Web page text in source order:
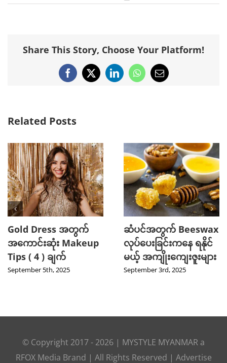
Share This Story, Choose Your Platform!
Facebook
X LinkedInWhatsApp
Email
Related Posts
Gold Dress အတွက်
အကောင်းဆုံး Makeup
Tips ( 4 ) ချက်
September 5th, 2025
ဆံပင်အတွက် Beeswax
လုပ်ပေးခြင်းကနေ ရနိုင်
မယ့် အကျိုးကျေးဇူးများ
September 3rd, 2025
© Copyright 2017 - 2026 | MYSTYLE MYANMAR a
RFOX Media Brand | All Rights Reserved | Advertise